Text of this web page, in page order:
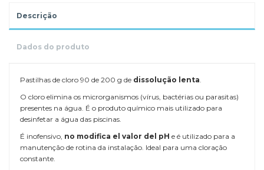
Descrição
Dados do produto
Pastilhas de cloro 90 de 200 g de dissolução lenta.
O cloro elimina os microrganismos (vírus, bactérias ou parasitas)
presentes na água. É o produto químico mais utilizado para
desinfetar a água das piscinas.
É inofensivo, no modifica el valor del pH e é utilizado para a
manutenção de rotina da instalação. Ideal para uma cloração
constante.